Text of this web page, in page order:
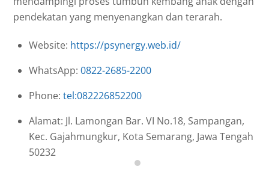
pendekatan yang menyenangkan dan terarah.
Website: https://psynergy.web.id/
WhatsApp: 0822-2685-2200
Phone: tel:082226852200
Alamat: Jl. Lamongan Bar. VI No.18, Sampangan,
Kec. Gajahmungkur, Kota Semarang, Jawa Tengah
50232